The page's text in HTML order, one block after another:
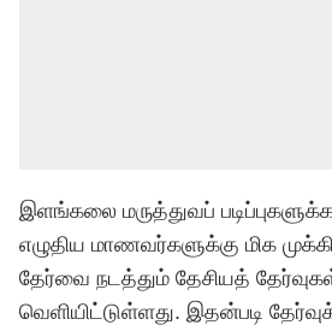
இளங்கலை மருத்துவப்
எழுதிய மாணவர்களுக்கு மிக
தேர்வை நடத்தும் தேசியத்
வெளியிட்டுள்ளது. இதன்படி